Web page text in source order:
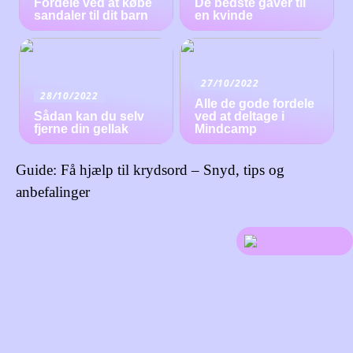
Fordele ved at købe
sandaler til dit barn
De bedste gaver til
en kvinde
28/10/2022
Sådan kan du selv
fjerne din gellak
27/10/2022
Alle de gode fordele
ved at deltage i
Mindcamp
Guide: Få hjælp til krydsord – Snyd, tips og
anbefalinger